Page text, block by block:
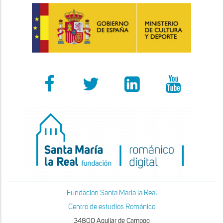
Fundacion Santa Maria la Real
Centro de estudios Románico
34800 Aguilar de Campoo